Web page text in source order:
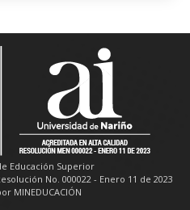
Educación Superior
No. 000022 - Enero 11 de 2023
MINEDUCACIÓN